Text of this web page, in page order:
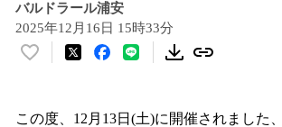
バルドラール浦安
2025年12月16日 15時33分
い
！
この度、12月13日(土)に開催されました